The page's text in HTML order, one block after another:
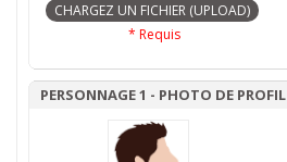
* Requis
PERSONNAGE 1 - PHOTO DE PROFIL